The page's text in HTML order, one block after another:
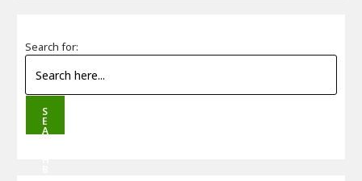
Search for:
S
E
A